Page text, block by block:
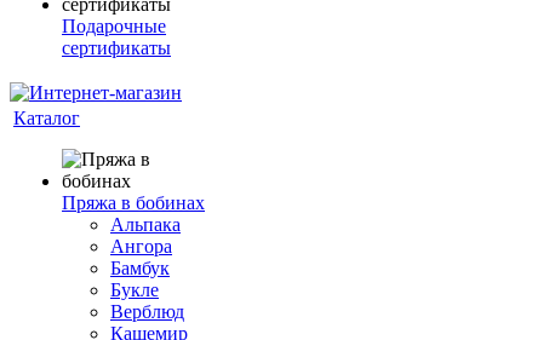
Подарочные
сертификаты
Каталог
Пряжа в бобинах
Альпака
Ангора
Бамбук
Букле
Верблюд
Кашемир